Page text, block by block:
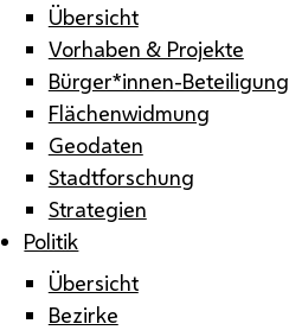
Übersicht
Vorhaben & Projekte
Bürger*innen-Beteiligung
Flächenwidmung
Geodaten
Stadtforschung
Strategien
Politik
Übersicht
Bezirke